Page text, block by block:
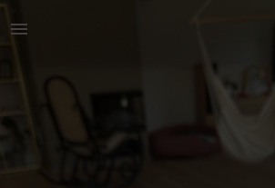
Naistele | Uued nike react jalanõud! Ühe korra jal | YAGA